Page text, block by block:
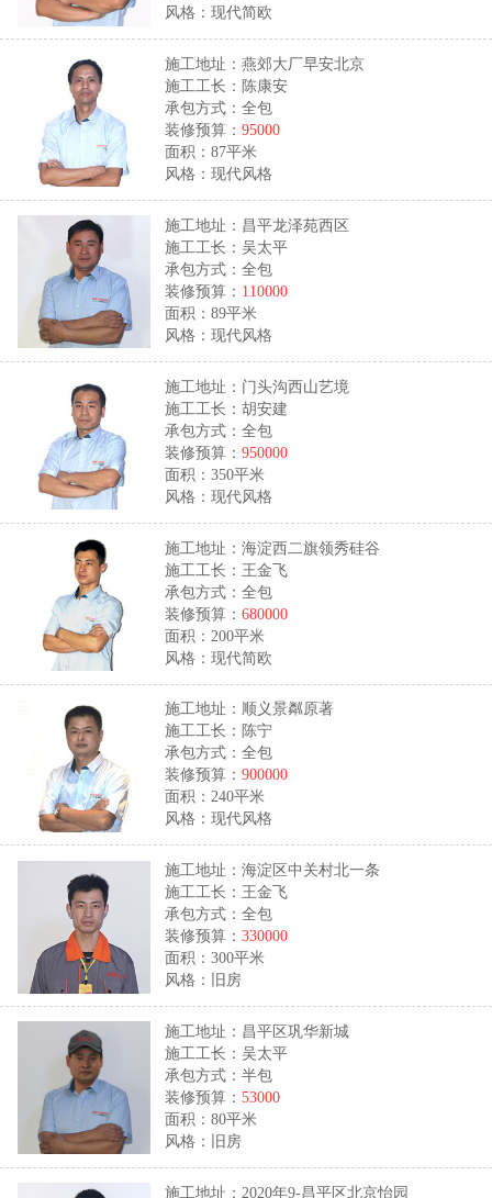
风格：现代简欧
施工地址：燕郊大厂早安北京
施工工长：陈康安
承包方式：全包
装修预算：95000
面积：87平米
风格：现代风格
施工地址：昌平龙泽苑西区
施工工长：吴太平
承包方式：全包
装修预算： 110000
面积：89平米
风格：现代风格
施工地址：门头沟西山艺境
施工工长：胡安建
承包方式：全包
装修预算：950000
面积：350平米
风格：现代风格
施工地址：海淀西二旗领秀硅谷
施工工长：王金飞
承包方式：全包
装修预算：680000
面积：200平米
风格：现代简欧
施工地址：顺义景粼原著
施工工长：陈宁
承包方式：全包
装修预算：900000
面积：240平米
风格：现代风格
施工地址：海淀区中关村北一条
施工工长：王金飞
承包方式：全包
装修预算：330000
面积：300平米
风格：旧房
施工地址：昌平区巩华新城
施工工长：吴太平
承包方式：半包
装修预算：53000
面积：80平米
风格：旧房
施工地址：2020年9-昌平区北京怡园